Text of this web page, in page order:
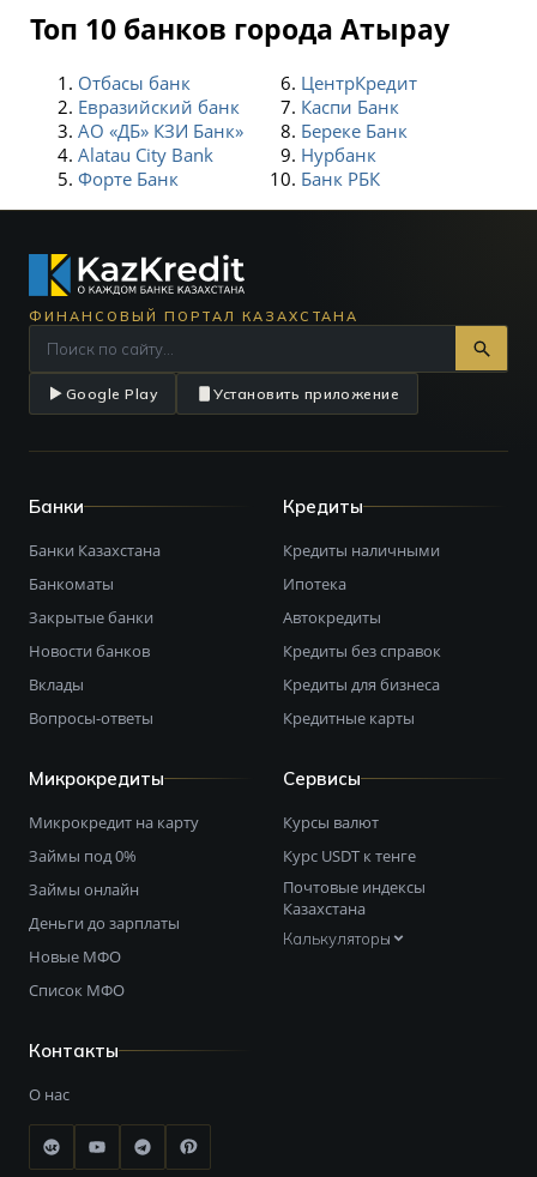
Топ 10 банков города Атырау
Отбасы банк
Евразийский банк
АО «ДБ» КЗИ Банк»
Alatau City Bank
Форте Банк
ЦентрКредит
Каспи Банк
Береке Банк
Нурбанк
Банк РБК
ФИНАНСОВЫЙ ПОРТАЛ КАЗАХСТАНА
Google Play Установить приложение
Банки
Банки Казахстана
Банкоматы
Закрытые банки
Новости банков
Вклады
Вопросы-ответы
Кредиты
Кредиты наличными
Ипотека
Автокредиты
Кредиты без справок
Кредиты для бизнеса
Кредитные карты
Микрокредиты
Микрокредит на карту
Займы под 0%
Займы онлайн
Деньги до зарплаты
Новые МФО
Список МФО
Сервисы
Курсы валют
Курс USDT к тенге
Почтовые индексы
Казахстана
Калькуляторы
Контакты
О нас